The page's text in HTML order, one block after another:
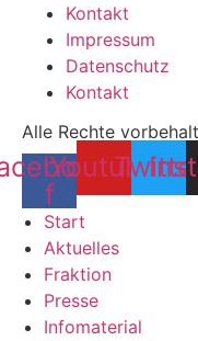
Kontakt
Impressum
Datenschutz
Kontakt
Alle Rechte
f
Youtube
Start
Aktuelles
Fraktion
Presse
Infomaterial